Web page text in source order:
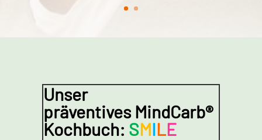
Unser
präventivesMindCarb®
Kochbuch: SMILE